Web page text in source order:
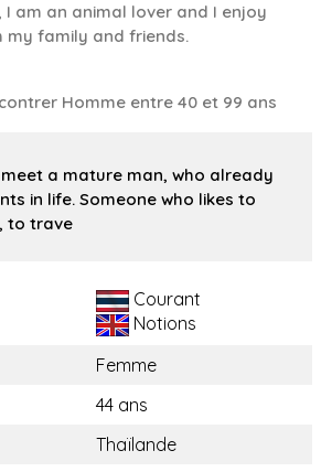
I am an animal lover and I enjoy
my family and friends.
Homme entre 40 et 99 ans
a mature man, who already
in life. Someone who likes to
to trave
Courant
Notions
Femme
44 ans
Thaïlande